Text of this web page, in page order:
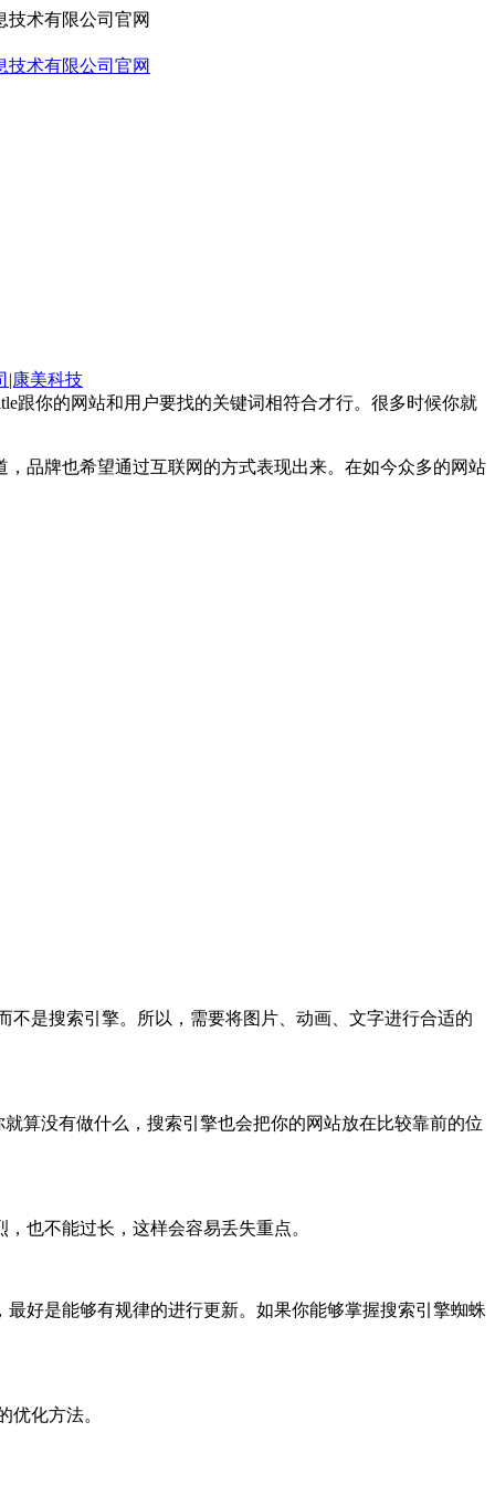
|康美科技
跟你的网站和用户要找的关键词相符合才行。很多时候你就
品牌也希望通过互联网的方式表现出来。在如今众多的网站
是搜索引擎。所以，需要将图片、动画、文字进行合适的
算没有做什么，搜索引擎也会把你的网站放在比较靠前的位
也不能过长，这样会容易丢失重点。
好是能够有规律的进行更新。如果你能够掌握搜索引擎蜘蛛
化方法。